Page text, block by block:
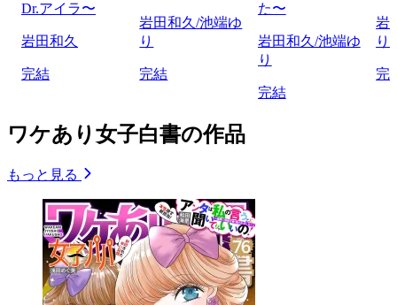
Dr.アイラ〜
岩田和久
完結
岩田和久/池端ゆ
り
完結
た〜
岩田和久/池端ゆ
り
完結
岩
り
完
ワケあり女子白書の作品
もっと見る